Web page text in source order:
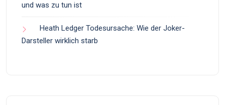
und was zu tun ist
Heath Ledger Todesursache: Wie der Joker-
Darsteller wirklich starb